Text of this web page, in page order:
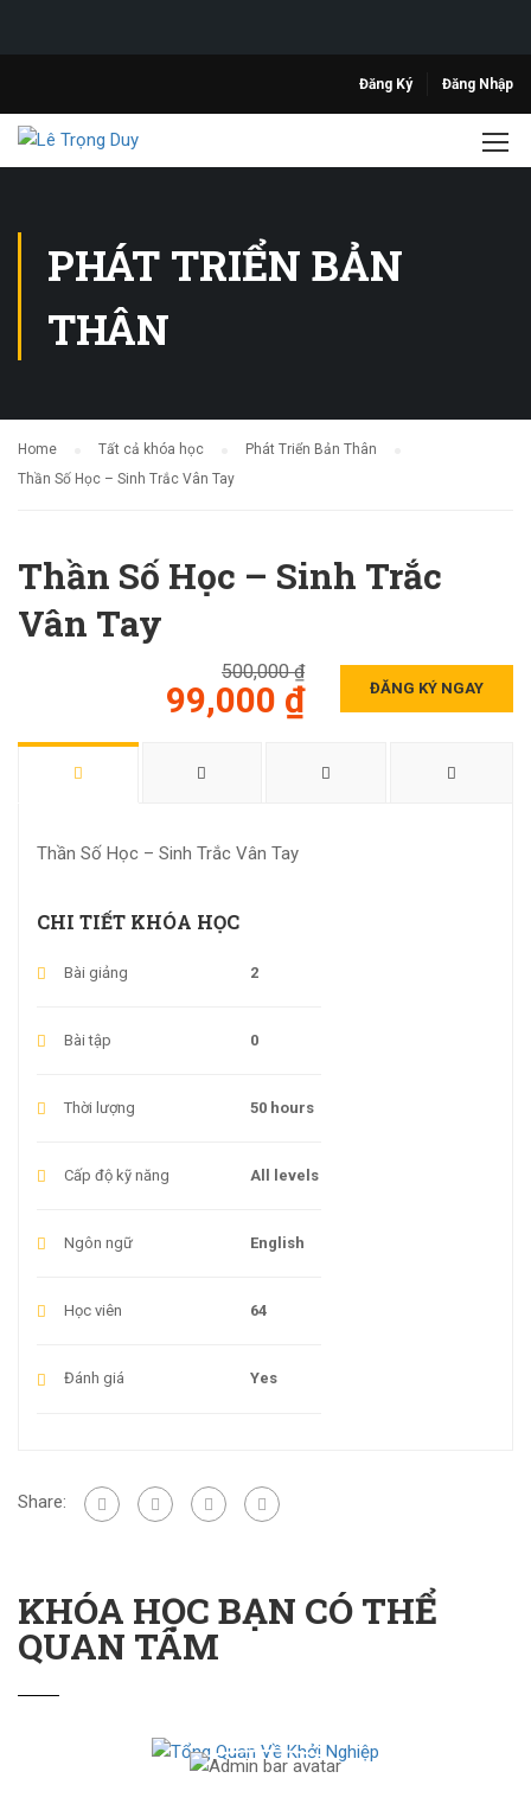
Đăng Ký Đăng Nhập
PHÁT TRIỂN BẢN
THÂN
Home Tất cả khóa học
Phát Triển Bản Thân
Thần Số Học – Sinh Trắc Vân Tay
Thần Số Học – Sinh Trắc
Vân Tay
500,000 ₫
99,000 ₫ ĐĂNG KÝ NGAY
Thần Số Học – Sinh Trắc Vân Tay
CHI TIẾT KHÓA HỌC
Bài giảng 2
Bài tập 0
Thời lượng 50 hours
Cấp độ kỹ năng All levels
Ngôn ngữ English
Học viên 64
Đánh giá Yes
Share:
KHÓA HỌC BẠN CÓ THỂ
QUAN TÂM